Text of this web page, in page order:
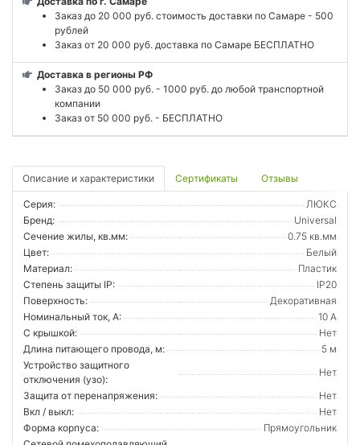
Заказ до 20 000 руб. стоимость доставки по Самаре - 500
рублей
Заказ от 20 000 руб. доставка по Самаре БЕСПЛАТНО
Доставка в регионы РФ
Заказ до 50 000 руб. - 1000 руб. до любой транспортной
компании
Заказ от 50 000 руб. - БЕСПЛАТНО
Описание и характеристики Сертификаты Отзывы
Серия:
ЛЮКС
Бренд:
Universal
Сечение жилы, кв.мм:
0.75 кв.мм
Цвет:
Белый
Материал:
Пластик
Степень защиты IP:
IP20
Поверхность:
Декоративная
Номинальный ток, А:
10 А
С крышкой:
Нет
Длина питающего провода, м:
5 м
Устройство защитного
отключения (узо):
Нет
Защита от перенапряжения:
Нет
Вкл / выкл:
Нет
Форма корпуса:
Прямоугольник